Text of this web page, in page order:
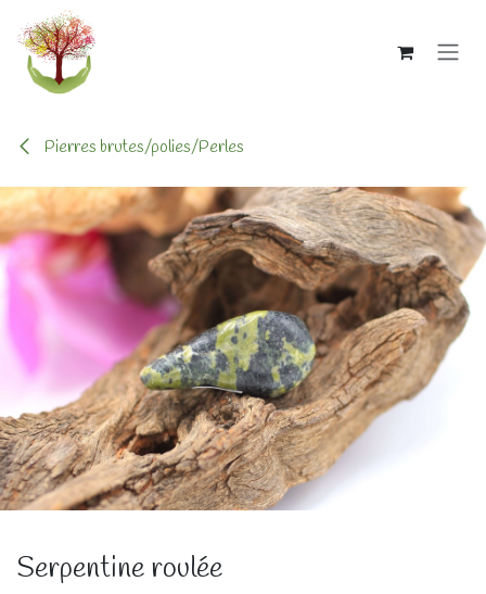
Se rendre au contenu
Pierres brutes/polies/Perles
Serpentine roulée